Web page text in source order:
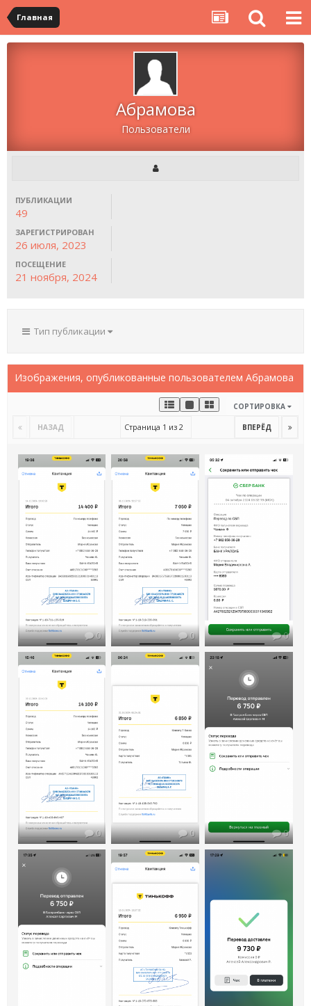
Главная
Абрамова
Пользователи
ПУБЛИКАЦИИ
49
ЗАРЕГИСТРИРОВАН
26 июля, 2023
ПОСЕЩЕНИЕ
21 ноября, 2024
Тип публикации
Изображения, опубликованные пользователем Абрамова
СОРТИРОВКА
НАЗАД ВПЕРЁД
Страница 1 из 2
0 0 0
0 0 0